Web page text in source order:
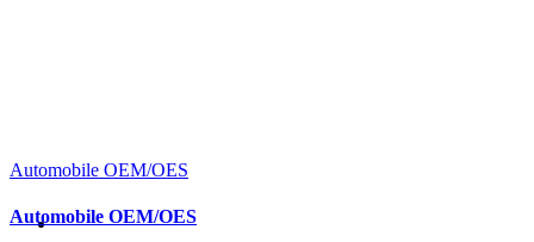
Automobile OEM/OES
Automobile OEM/OES